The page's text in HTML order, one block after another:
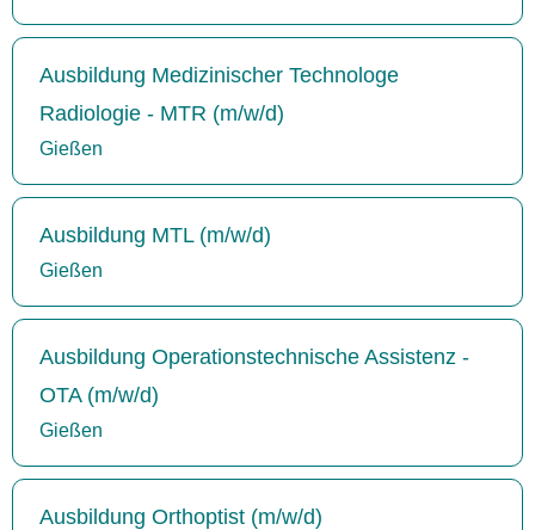
Ausbildung Medizinischer Technologe
Radiologie - MTR (m/w/d)
Gießen
Ausbildung MTL (m/w/d)
Gießen
Ausbildung Operationstechnische Assistenz -
OTA (m/w/d)
Gießen
Ausbildung Orthoptist (m/w/d)